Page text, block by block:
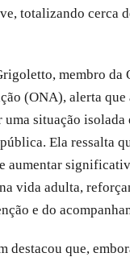
totalizando cerca
membro da
(ONA), alerta que
situação isolada
Ela ressalta
aumentar
vida adulta,
e do
destacou que,